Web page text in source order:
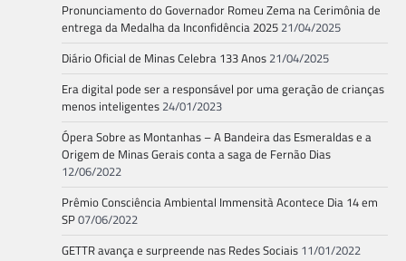
Pronunciamento do Governador Romeu Zema na Cerimônia de
entrega da Medalha da Inconfidência 2025 21/04/2025
Diário Oficial de Minas Celebra 133 Anos 21/04/2025
Era digital pode ser a responsável por uma geração de crianças
menos inteligentes 24/01/2023
Ópera Sobre as Montanhas – A Bandeira das Esmeraldas e a
Origem de Minas Gerais conta a saga de Fernão Dias
12/06/2022
Prêmio Consciência Ambiental Immensità Acontece Dia 14 em
SP07/06/2022
GETTR avança e surpreende nas Redes Sociais 11/01/2022